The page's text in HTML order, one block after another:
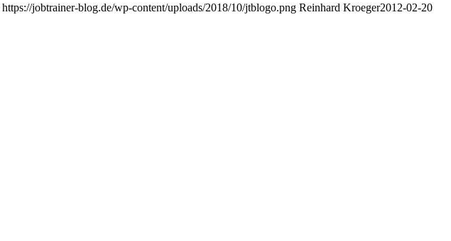
https://jobtrainer-blog.de/wp-content/uploads/2018/10/jtblogo.png Reinhard Kroeger2012-02-20